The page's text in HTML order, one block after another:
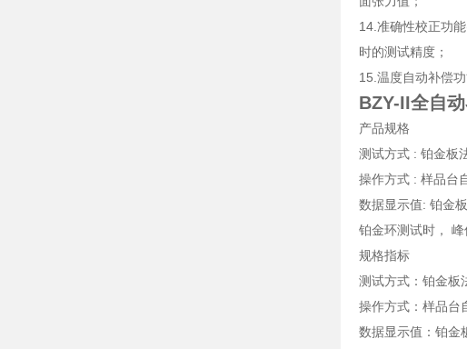
14.准确性校正功
时的测试精度；
15.温度自动补偿
BZY-II全自
产品规格
测试方式 : 铂金板
操作方式 : 样品台
数据显示值: 铂金
铂金环测试时，
规格指标
测试方式：铂金板
操作方式：样品台
数据显示值：铂金